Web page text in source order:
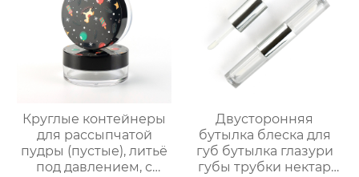
Круглые контейнеры
для рассыпчатой
пудры (пустые), литьё
под давлением, с
Двусторонняя
бутылка блеска для
губ бутылка глазури
губы трубки нектар